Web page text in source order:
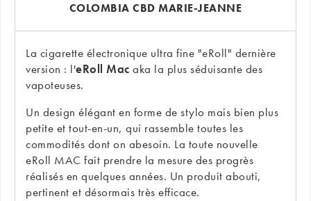
COLOMBIA CBD MARIE-JEANNE
La cigarette électronique ultra fine "eRoll" dernière
version : l'eRoll Mac aka la plus séduisante des
vapoteuses.
Un design élégant en forme de stylo mais bien plus
petite et tout-en-un, qui rassemble toutes les
commodités dont on abesoin. La toute nouvelle
eRoll MAC fait prendre la mesure des progrès
réalisés en quelques années. Un produit abouti,
pertinent et désormais très efficace.